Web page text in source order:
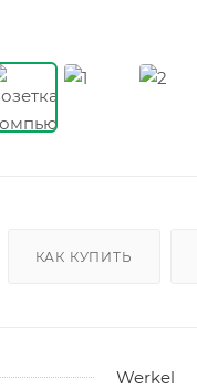
КАК КУПИТЬ
Werkel